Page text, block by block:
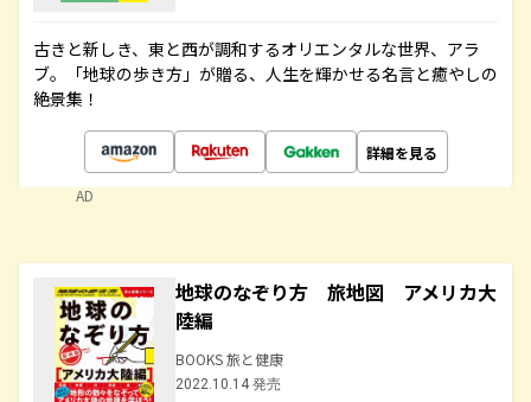
古きと新しき、東と西が調和するオリエンタルな世界、アラ
ブ。「地球の歩き方」が贈る、人生を輝かせる名言と癒やしの
絶景集！
詳細を見る
AD
地球のなぞり方 旅地図 アメリカ大
陸編
BOOKS 旅と健康
2022.10.14 発売